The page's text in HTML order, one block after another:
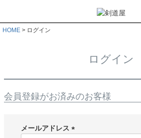
HOME ログイン
ログイン
会員登録がお済みのお客様
メールアドレス